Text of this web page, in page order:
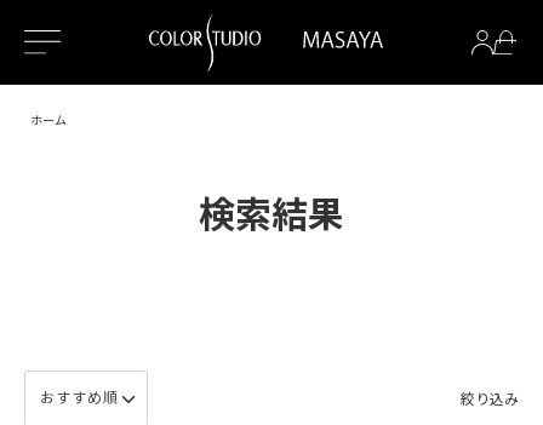
ホーム
検索結果
絞り込み